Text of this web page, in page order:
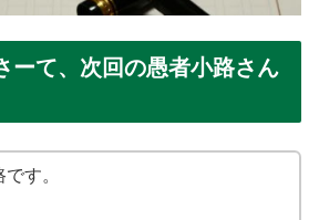
ーて、次回の愚者小路さん
す。